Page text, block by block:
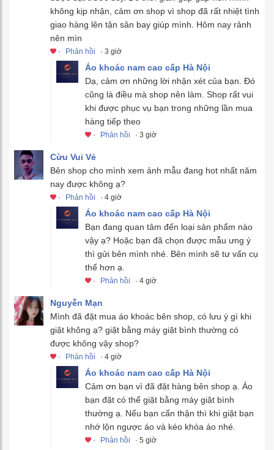
không kịp nhận, cảm ơn shop vì shop đã rất nhiệt tình
giao hàng lên tận sân bay giúp mình. Hôm nay rảnh
nên mìn
· Phản hồi · 3 giờ
Áo khoác nam cao cấp Hà Nội
Dạ, cảm ơn những lời nhận xét của bạn. Đó
cũng là điều mà shop nên làm. Shop rất vui
khi được phục vụ bạn trong những lần mua
hàng tiếp theo
· Phản hồi · 3 giờ
Cừu Vui Vẻ
Bên shop cho mình xem ảnh mẫu đang hot nhất năm
nay được không ạ?
· Phản hồi · 4 giờ
Áo khoác nam cao cấp Hà Nội
Bạn đang quan tâm đến loại sản phẩm nào
vậy ạ? Hoặc bạn đã chọn được mẫu ưng ý
thì gửi bên mình nhé. Bên mình sẽ tư vấn cụ
thể hơn ạ.
· Phản hồi · 4 giờ
Nguyễn Mạn
Mình đã đặt mua áo khoác bên shop, có lưu ý gì khi
giặt không ạ? giặt bằng máy giặt bình thường có
được không vậy shop?
· Phản hồi · 4 giờ
Áo khoác nam cao cấp Hà Nội
Cảm ơn bạn vì đã đặt hàng bên shop ạ. Áo
bạn đặt có thể giặt bằng máy giặt bình
thường ạ. Nếu bạn cẩn thận thì khi giặt bạn
nhớ lộn ngược áo và kéo khóa áo nhé.
· Phản hồi · 5 giờ